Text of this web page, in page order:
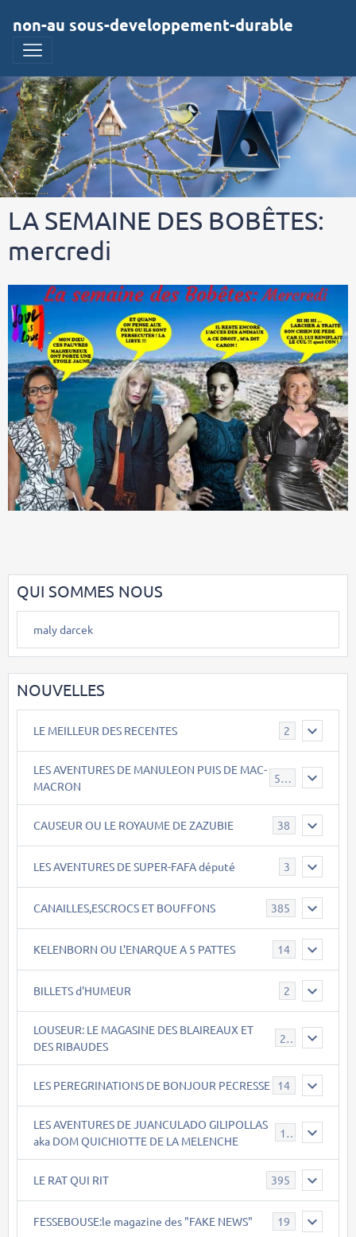
non-au sous-developpement-durable
LA SEMAINE DES BOBÊTES:
mercredi
QUI SOMMES NOUS
maly darcek
NOUVELLES
LE MEILLEUR DES RECENTES 2
LES AVENTURES DE MANULEON PUIS DE MAC-
MACRON
543
CAUSEUR OU LE ROYAUME DE ZAZUBIE 38
LES AVENTURES DE SUPER-FAFA député 3
CANAILLES,ESCROCS ET BOUFFONS 385
KELENBORN OU L'ENARQUE A 5 PATTES 14
BILLETS d'HUMEUR 2
LOUSEUR: LE MAGASINE DES BLAIREAUX ET
DES RIBAUDES
21
LES PEREGRINATIONS DE BONJOUR PECRESSE 14
LES AVENTURES DE JUANCULADO GILIPOLLAS
aka DOM QUICHIOTTE DE LA MELENCHE
119
LE RAT QUI RIT 395
FESSEBOUSE:le magazine des "FAKE NEWS" 19